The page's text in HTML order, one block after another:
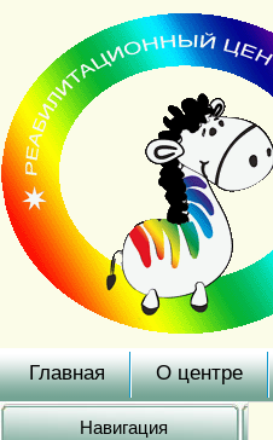
Главная О центре
Навигация